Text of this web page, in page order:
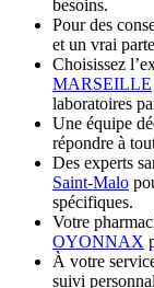
besoins.
Pour des
et un vrai
Choisissez
MARSEILLE
laboratoires
Une équipe
répondre à
Des experts
Saint-Malo
spécifiques.
Votre
OYONNAX
À votre
suivi